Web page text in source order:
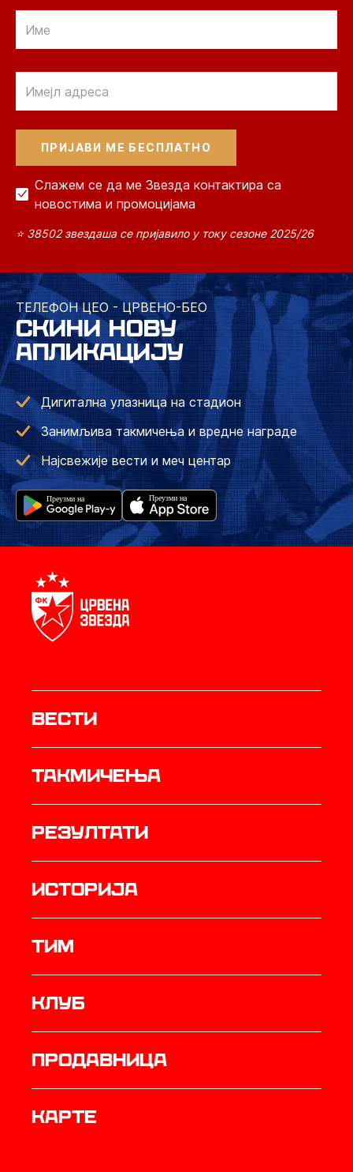
Слажем се да ме Звезда контактира са
новостима и промоцијама
⭐ 38502 звездаша се пријавило у току сезоне 2025/26
ТЕЛЕФОН ЦЕО - ЦРВЕНО-БЕО
СКИНИ НОВУ
АПЛИКАЦИЈУ
Дигитална улазница на стадион
Занимљива такмичења и вредне награде
Најсвежије вести и меч центар
Вести
Такмичења
резултати
историја
ТИМ
Клуб
продавница
Карте